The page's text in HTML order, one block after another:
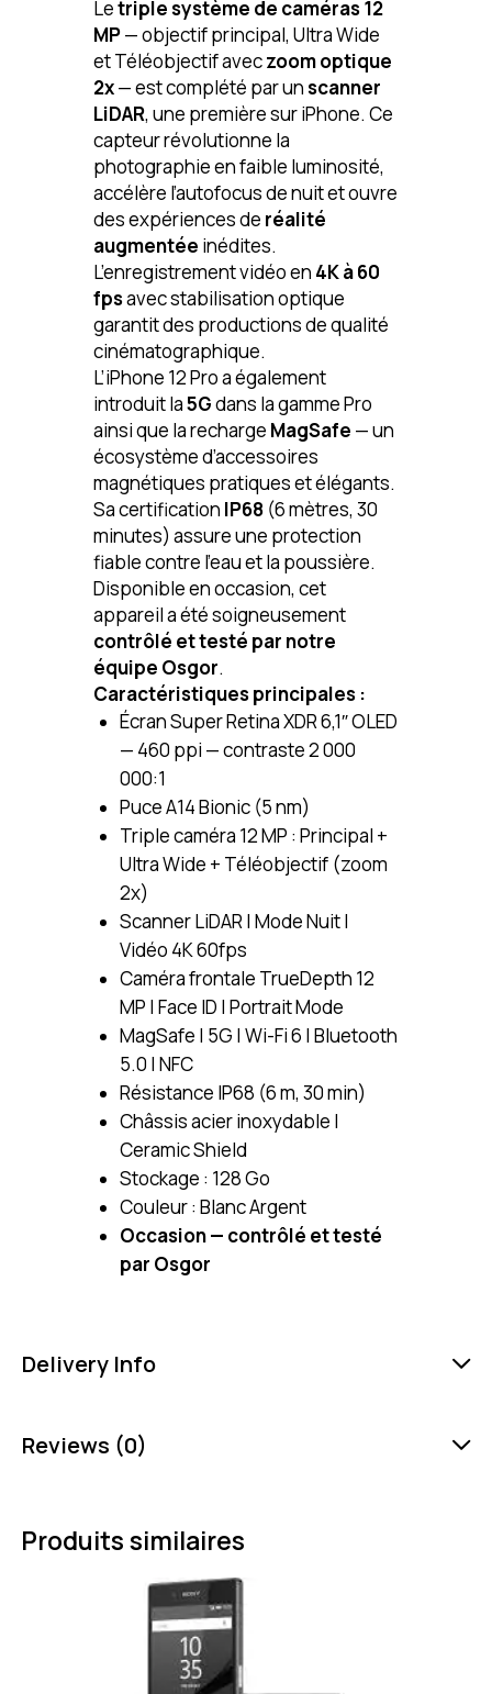
Letriple système de caméras 12
MP— objectif principal, Ultra Wide
et Téléobjectif aveczoom optique
2x— est complété par unscanner
LiDAR, une première sur iPhone. Ce
capteur révolutionne la
photographie en faible luminosité,
accélère l’autofocus de nuit et ouvre
des expériences de réalité
augmentée inédites.
L’enregistrement vidéo en 4K à 60
fpsavec stabilisation optique
garantit des productions de qualité
cinématographique.
L’iPhone 12 Pro a également
introduit la5Gdans la gamme Pro
ainsi que la recharge MagSafe — un
écosystème d’accessoires
magnétiques pratiques et élégants.
Sa certification IP68 (6 mètres, 30
minutes) assure une protection
fiable contre l’eau et la poussière.
Disponible en occasion, cet
appareil a été soigneusement
contrôlé et testé par notre
équipe Osgor.
Caractéristiques principales :
Écran Super Retina XDR 6,1″ OLED
— 460 ppi — contraste 2 000
000:1
Puce A14 Bionic (5 nm)
Triple caméra 12 MP : Principal +
Ultra Wide + Téléobjectif (zoom
2x)
Scanner LiDAR | Mode Nuit |
Vidéo 4K 60fps
Caméra frontale TrueDepth 12
MP | Face ID | Portrait Mode
MagSafe | 5G | Wi-Fi 6 | Bluetooth
5.0 | NFC
Résistance IP68 (6 m, 30 min)
Châssis acier inoxydable |
Ceramic Shield
Stockage : 128 Go
Couleur : Blanc Argent
Occasion — contrôlé et testé
par Osgor
Delivery Info
Reviews (0)
Produits similaires